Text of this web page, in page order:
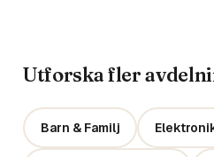
Utforska fler
Barn & Familj